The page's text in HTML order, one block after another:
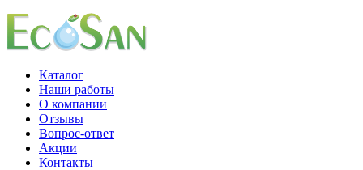
Каталог
Наши работы
О компании
Отзывы
Вопрос-ответ
Акции
Контакты